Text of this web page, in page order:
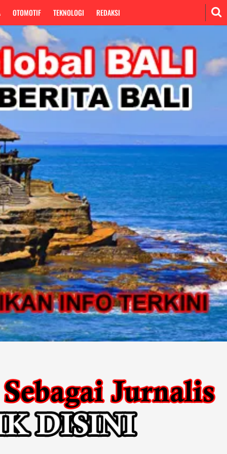
OTOMOTIF TEKNOLOGI REDAKSI